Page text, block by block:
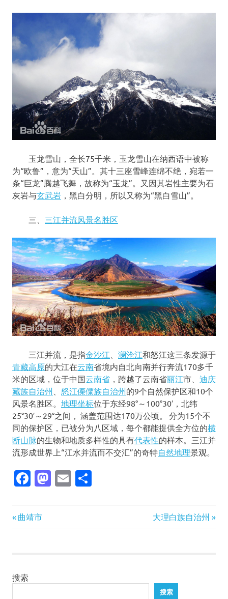
玉龙雪山，全长75千米，玉龙雪山在纳西语中被称
为“欧鲁”，意为“天山”。其十三座雪峰连绵不绝，宛若一
条“巨龙”腾越飞舞，故称为“玉龙”。又因其岩性主要为石
灰岩与玄武岩 ，黑白分明，所以又称为“黑白雪山”。
三、 三江并流风景名胜区
三江并流，是指金沙江 澜沧江和怒江这三条发源于
青藏高原的大江在云南省境内自北向南并行奔流170多千
米的区域，位于中国云南省 ，跨越了云南省丽江市、 迪庆
藏族自治州
怒江傈僳族自治州的9个自然保护区和10个
风景名胜区。 地理坐标位于东经98°～100°30′，北纬
25°30′～29°之间，
涵盖范围达170万公顷。
分为15个不
同的保护区，已被分为八区域，每个都能提供全方位的横
断山脉的生物和地质多样性的具有代表性的样本。三江并
流形成世界上“江水并流而不交汇”的奇特自然地理景观。
Facebook
Mastodon
Email
文
航
Previous
Post:
曲靖市
Next
Post:
大理白族自治州
搜索
搜索